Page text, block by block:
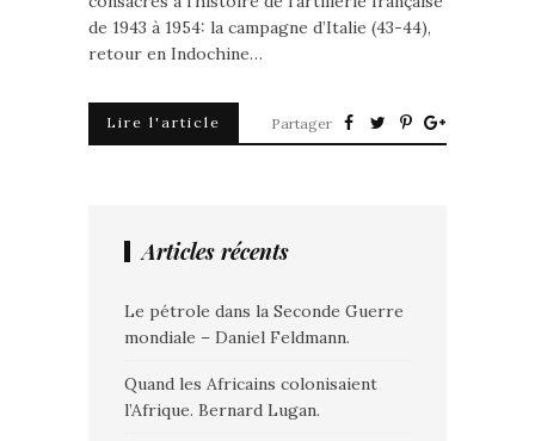
de 1943 à 1954: la campagne d’Italie (43-44),
retour en Indochine…
Lire l'article Partager
Articles récents
Le pétrole dans la Seconde Guerre
mondiale – Daniel Feldmann.
Quand les Africains colonisaient
l’Afrique. Bernard Lugan.